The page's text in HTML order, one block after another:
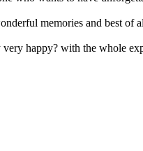
memories and best of
happy? with the whole